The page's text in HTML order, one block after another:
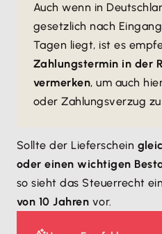
Auch wenn in
gesetzlich nach
Tagen liegt, ist es
Zahlungstermin in der
vermerken, um auch
oder Zahlungsverzug
Sollte der Lieferschein
oder einen wichtigen
so sieht das Steuerrecht
von 10 Jahren vor.